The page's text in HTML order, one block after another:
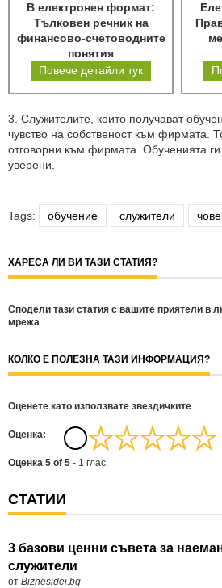
В електронен формат:
Тълковен речник на
финансово-счетоводните
понятия
Повече детайли тук
3. Служителите, които получават
чувство на собственост към фирмата.
отговорни към фирмата. Обученията ги
уверени.
Tags: обучение служители
ХАРЕСА ЛИ ВИ ТАЗИ СТАТИЯ?
Сподели тази статия с вашите приятели в
мрежа
КОЛКО Е ПОЛЕЗНА ТАЗИ ИНФОРМАЦИЯ?
Оценете като използвате звездичките
Oценка:
Оценка 5 of 5 - 1 глас.
СТАТИИ
3 базови ценни съвета за
служители
от Biznesidei.bg